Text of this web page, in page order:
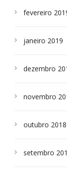
fevereiro
janeiro 2019
dezembro
novembro
outubro 2018
setembro